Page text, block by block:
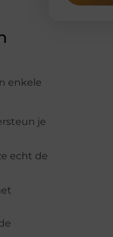
enkele
je
echt de